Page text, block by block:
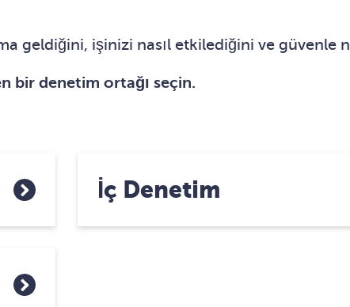
geldiğini, işinizi nasıl etkilediğini ve güvenle
bir denetim ortağı seçin.
İç Denetim